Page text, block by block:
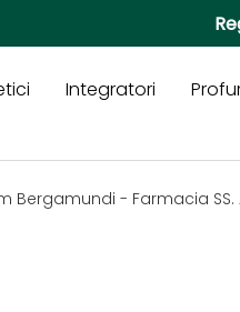
Integratori
Bergamundi - Farmacia